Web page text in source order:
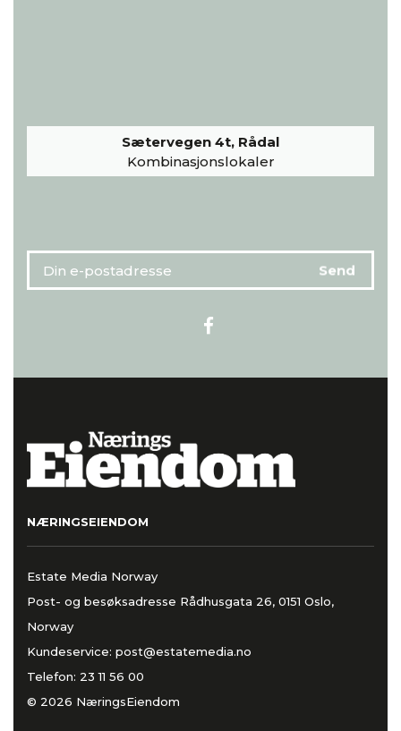
Sætervegen 4t, Rådal
Kombinasjonslokaler
NÆRINGSEIENDOM
Estate Media Norway
Post- og besøksadresse Rådhusgata 26, 0151 Oslo,
Norway
Kundeservice: post@estatemedia.no
Telefon: 23 11 56 00
© 2026 NæringsEiendom